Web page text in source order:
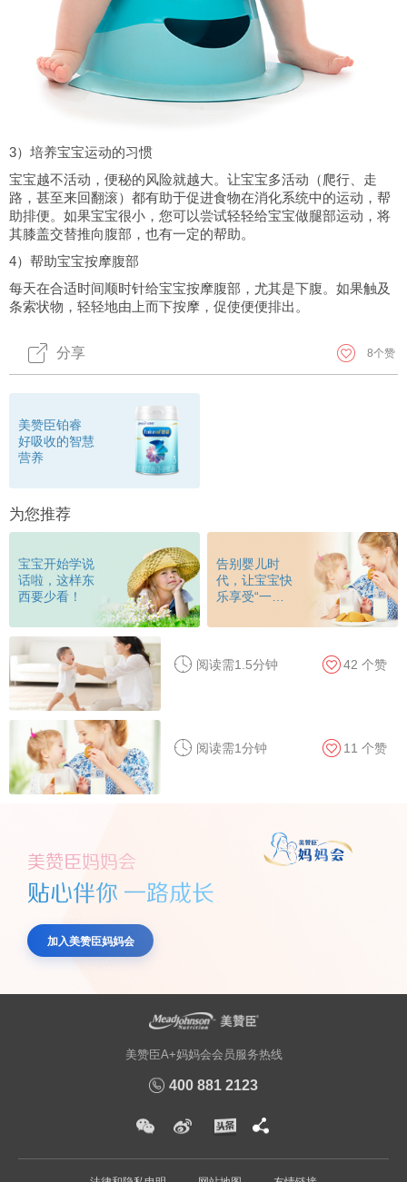
3）培养宝宝运动的习惯
宝宝越不活动，便秘的风险就越大。让宝宝多活动（爬行、走
路，甚至来回翻滚）都有助于促进食物在消化系统中的运动，帮
助排便。如果宝宝很小，您可以尝试轻轻给宝宝做腿部运动，将
其膝盖交替推向腹部，也有一定的帮助。
4）帮助宝宝按摩腹部
每天在合适时间顺时针给宝宝按摩腹部，尤其是下腹。如果触及
条索状物，轻轻地由上而下按摩，促使便便排出。
分享 8个赞
美赞臣铂睿
好吸收的智慧
营养
为您推荐
宝宝开始学说
话啦，这样东
西要少看！
告别婴儿时
代，让宝宝快
乐享受“一日
阅读需1.5分钟 42 个赞
阅读需1分钟 11 个赞
美赞臣妈妈会
贴心伴你 一路成长
加入美赞臣妈妈会
美赞臣A+妈妈会会员服务热线
400 881 2123